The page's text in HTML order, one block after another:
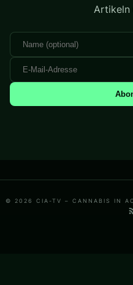
Artikeln
© 2026 CIA-TV – CANNABIS IN